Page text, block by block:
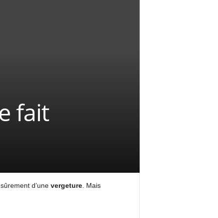
fait
d’une vergeture. Mais